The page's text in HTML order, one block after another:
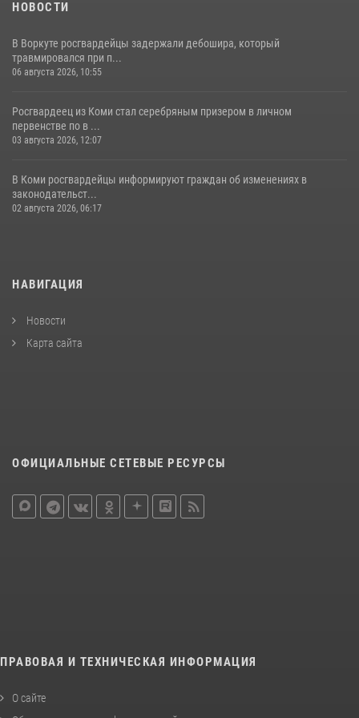
НОВОСТИ
В Воркуте росгвардейцы задержали дебошира, который
травмировался при п...
06 августа 2026, 10:55
Росгвардеец из Коми стал серебряным призером в личном
первенстве по в ...
03 августа 2026, 12:07
В Коми росгвардейцы информируют граждан об изменениях в
законодательст...
02 августа 2026, 06:17
НАВИГАЦИЯ
Новости
Карта сайта
ОФИЦИАЛЬНЫЕ СЕТЕВЫЕ РЕСУРСЫ
ПРАВОВАЯ И ТЕХНИЧЕСКАЯ ИНФОРМАЦИЯ
О сайте